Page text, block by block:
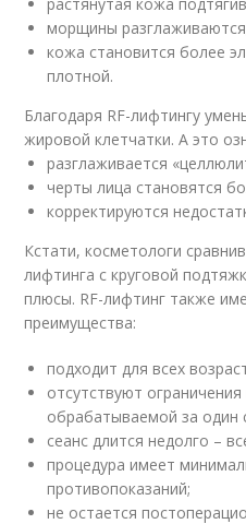
морщины
кожа становится более
плотной.
Благодаря RF-лифтингу
жировой клетчатки. А это
разглаживается
черты лица становятся
корректируются
Кстати, косметологи
лифтинга с круговой
плюсы. RF-лифтинг также
преимущества:
подходит для всех
отсутствуют
обрабатываемой за один
сеанс длится недолго –
процедура имеет
противопоказаний;
не остается